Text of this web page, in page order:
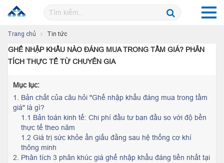
Trang chủ Tin tức
GHẾ NHẬP KHẨU NÀO ĐÁNG MUA TRONG TẦM GIÁ? PHÂN
TÍCH THỰC TẾ TỪ CHUYÊN GIA
Mục lục:
1.
Bản chất của câu hỏi "Ghế nhập khẩu đáng mua trong tầm
giá" là gì?
1.1 Bản toán kinh tế: Chi phí đầu tư ban đầu so với độ bền
thực tế theo năm
1.2 Giá trị sức khỏe ẩn giấu đằng sau hệ thống cơ khí
thông minh
2.
Phân tích 3 phân khúc giá ghế nhập khẩu đáng tiền nhất tại